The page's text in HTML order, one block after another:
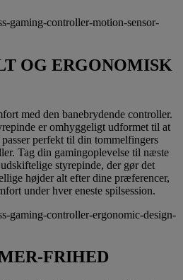
OG ERGONOMISK
med den banebrydende controller.
er omhyggeligt udformet til at
perfekt til din tommelfingers
Tag din gamingoplevelse til næste
styrepinde, der gør det
højder alt efter dine præferencer,
under hver eneste spilsession.
FRIHED